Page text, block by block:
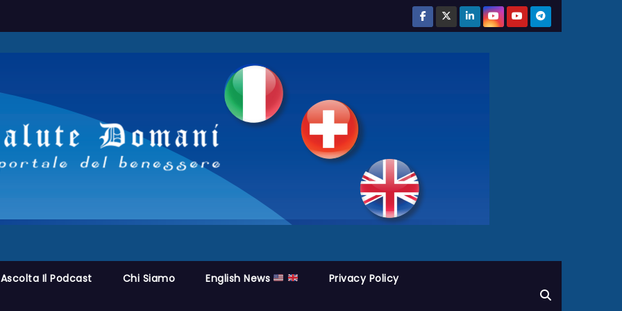
Ascolta Il Podcast Chi Siamo English News Privacy Policy